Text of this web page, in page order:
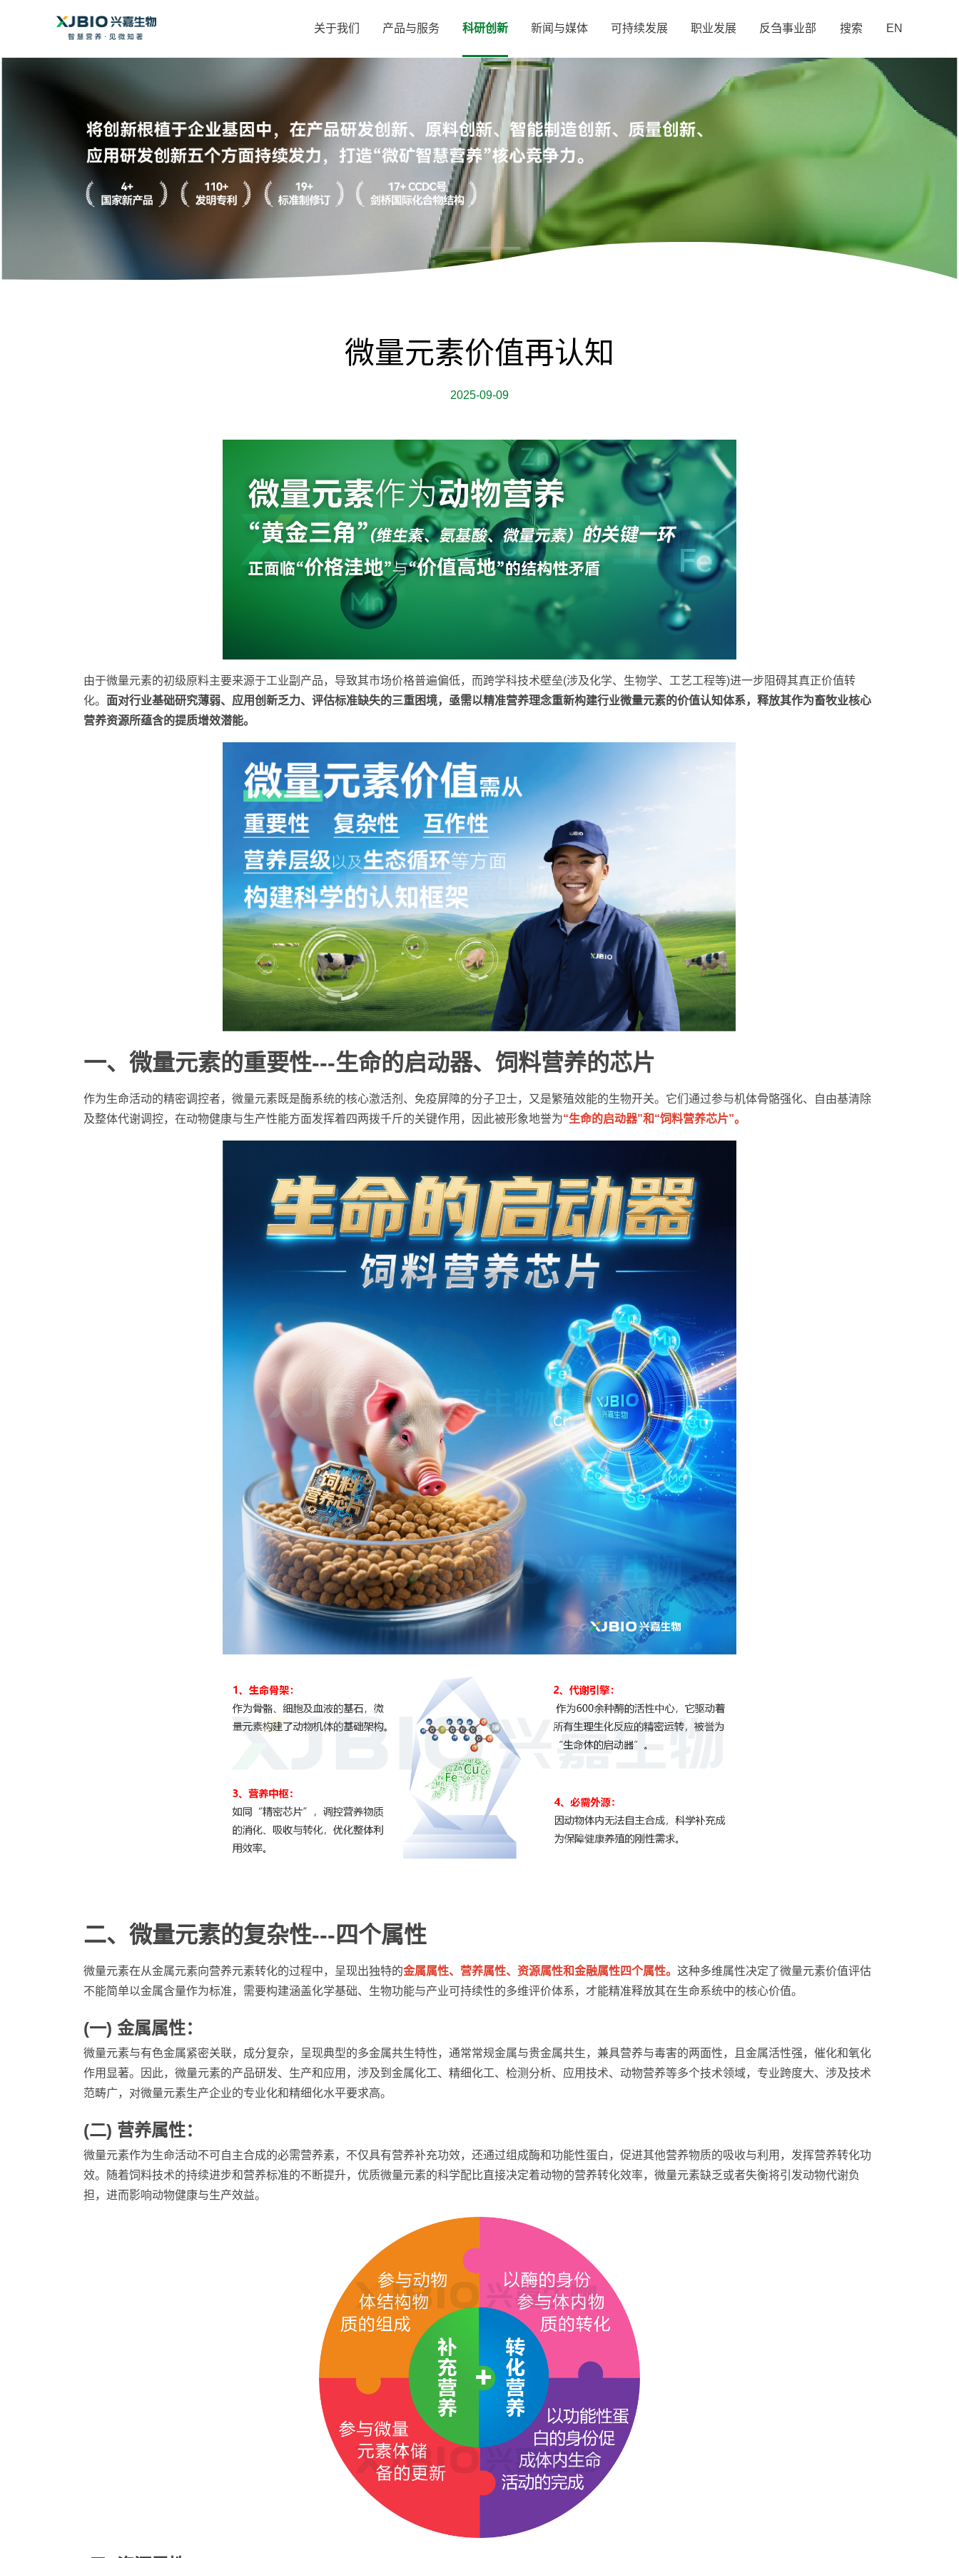
关于我们 产品与服务 科研创新 新闻与媒体 可持续发展 职业发展 反刍事业部 搜索 EN
微量元素价值再认知
2025-09-09
由于微量元素的初级原料主要来源于工业副产品，导致其市场价格普遍偏低，而跨学科技术壁垒(涉及化学、生物学、工艺工程等)进一步阻碍其真正价值转
化。 面对行业基础研究薄弱、应用创新乏力、评估标准缺失的三重困境，亟需以精准营养理念重新构建行业微量元素的价值认知体系，释放其作为畜牧业核心
营养资源所蕴含的提质增效潜能。
一、微量元素的重要性---生命的启动器、饲料营养的芯片
作为生命活动的精密调控者，微量元素既是酶系统的核心激活剂、免疫屏障的分子卫士，又是繁殖效能的生物开关。它们通过参与机体骨骼强化、自由基清除
及整体代谢调控，在动物健康与生产性能方面发挥着四两拨千斤的关键作用，因此被形象地誉为“生命的启动器”和“饲料营养芯片”。
二、微量元素的复杂性---四个属性
微量元素在从金属元素向营养元素转化的过程中，呈现出独特的金属属性、营养属性、资源属性和金融属性四个属性。 这种多维属性决定了微量元素价值评估
不能简单以金属含量作为标准，需要构建涵盖化学基础、生物功能与产业可持续性的多维评价体系，才能精准释放其在生命系统中的核心价值。
(一) 金属属性：
微量元素与有色金属紧密关联，成分复杂，呈现典型的多金属共生特性，通常常规金属与贵金属共生，兼具营养与毒害的两面性，且金属活性强，催化和氧化
作用显著。因此，微量元素的产品研发、生产和应用，涉及到金属化工、精细化工、检测分析、应用技术、动物营养等多个技术领域，专业跨度大、涉及技术
范畴广，对微量元素生产企业的专业化和精细化水平要求高。
(二) 营养属性：
微量元素作为生命活动不可自主合成的必需营养素，不仅具有营养补充功效，还通过组成酶和功能性蛋白，促进其他营养物质的吸收与利用，发挥营养转化功
效。随着饲料技术的持续进步和营养标准的不断提升，优质微量元素的科学配比直接决定着动物的营养转化效率，微量元素缺乏或者失衡将引发动物代谢负
担，进而影响动物健康与生产效益。